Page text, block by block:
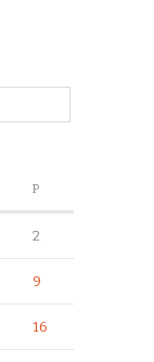
P
2
9
16